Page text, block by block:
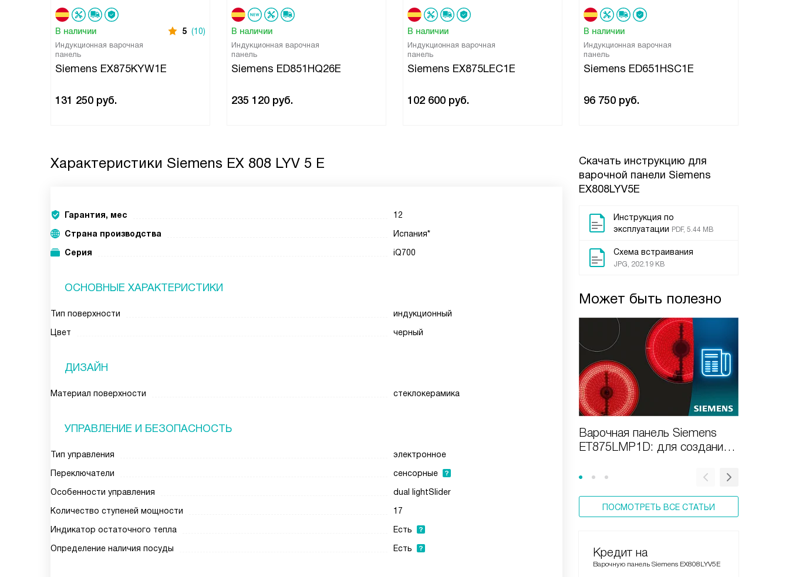
В наличии 5 (10)
Индукционная варочная
панель
Siemens EX875KYW1E
131 250 руб.
В наличии
Индукционная варочная
панель
Siemens ED851HQ26E
235 120 руб.
В наличии
Индукционная варочная
панель
Siemens EX875LEC1E
102 600 руб.
В наличии
Индукционная варочная
панель
Siemens ED651HSC1E
96 750 руб.
Скачать инструкцию для
варочной панели Siemens
EX808LYV5E
Инструкция по
эксплуатации PDF, 5.44 MB
Схема встраивания
JPG, 202.19 KB
Может быть полезно
Варочная панель Siemens
ET875LMP1D: для создания
ПОСМОТРЕТЬ ВСЕ СТАТЬИ
Кредит на
Варочную панель Siemens EX808LYV5E
Характеристики Siemens EX 808 LYV 5 E
Гарантия, мес
12
Страна производства
Испания*
Серия
iQ700
ОСНОВНЫЕ ХАРАКТЕРИСТИКИ
Тип поверхности
индукционный
Цвет
черный
ДИЗАЙН
Материал поверхности стеклокерамика
УПРАВЛЕНИЕ И БЕЗОПАСНОСТЬ
Тип управления
электронное
Переключатели
сенсорные
Особенности управления
dual lightSlider
Количество ступеней мощности
17
Индикатор остаточного тепла
Есть
Определение наличия посуды
Есть